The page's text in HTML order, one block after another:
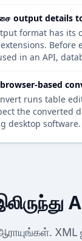
output details
format has its
Before
in an API,
based
runs table
the converted
desktop software.